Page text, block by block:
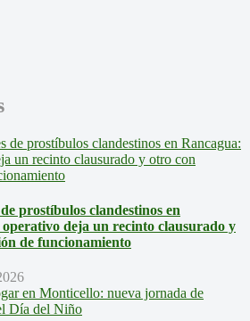
prostíbulos clandestinos en
deja un recinto clausurado y
de funcionamiento